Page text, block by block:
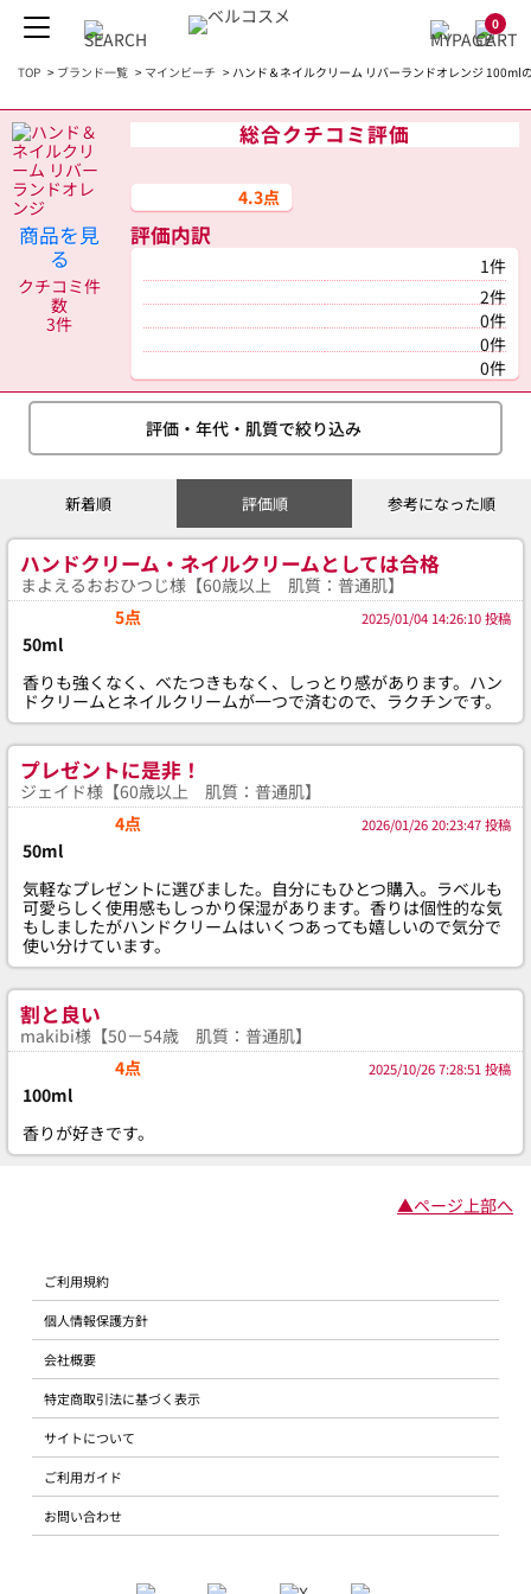
0
TOP > ブランド一覧 > マインビーチ > ハンド＆ネイルクリーム リバーランドオレンジ 100ml
商品を見
る
クチコミ件
数
3件
総合クチコミ評価
4.3点
評価内訳
1件
2件
0件
0件
0件
評価・年代・肌質で絞り込み
新着順 評価順 参考になった順
ハンドクリーム・ネイルクリームとしては合格
まよえるおおひつじ様【60歳以上 肌質：普通肌】
5点
2025/01/04 14:26:10 投稿
50ml
香りも強くなく、べたつきもなく、しっとり感があります。ハン
ドクリームとネイルクリームが一つで済むので、ラクチンです。
プレゼントに是非！
ジェイド様【60歳以上 肌質：普通肌】
4点
2026/01/26 20:23:47 投稿
50ml
気軽なプレゼントに選びました。自分にもひとつ購入。ラベルも
可愛らしく使用感もしっかり保湿があります。香りは個性的な気
もしましたがハンドクリームはいくつあっても嬉しいので気分で
使い分けています。
割と良い
makibi様【50－54歳 肌質：普通肌】
4点
2025/10/26 7:28:51 投稿
100ml
香りが好きです。
▲ページ上部へ
ご利用規約
個人情報保護方針
会社概要
特定商取引法に基づく表示
サイトについて
ご利用ガイド
お問い合わせ